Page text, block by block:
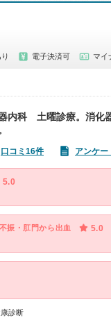
電子決済可 マイ
内科 土曜診療。消化
口コミ16件 アンケー
5.0
振・肛門から出血 5.0
診断